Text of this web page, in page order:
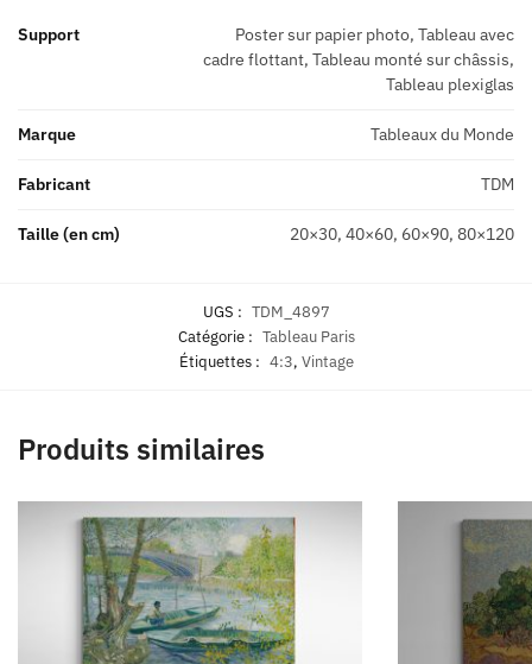
Support
Poster sur papier photo, Tableau avec
cadre flottant, Tableau monté sur châssis,
Tableau plexiglas
Marque Tableaux du Monde
Fabricant TDM
Taille (en cm) 20×30, 40×60, 60×90, 80×120
UGS : TDM_4897
Catégorie : Tableau Paris
Étiquettes : 4:3, Vintage
Produits similaires